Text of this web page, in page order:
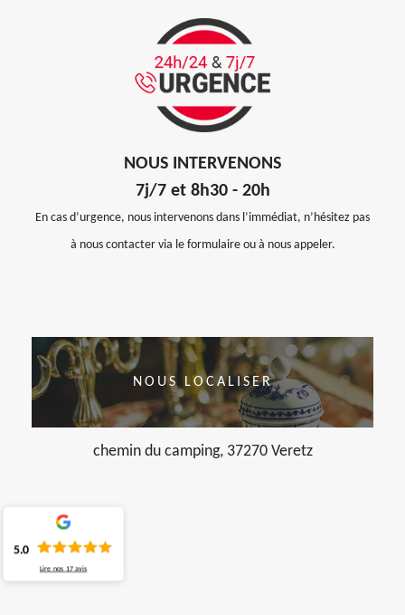
NOUS INTERVENONS
7j/7 et 8h30 - 20h
En cas d’urgence, nous intervenons dans l’immédiat, n’hésitez pas
à nous contacter via le formulaire ou à nous appeler.
NOUS LOCALISER
chemin du camping, 37270 Veretz
5.0
Lire nos 17 avis